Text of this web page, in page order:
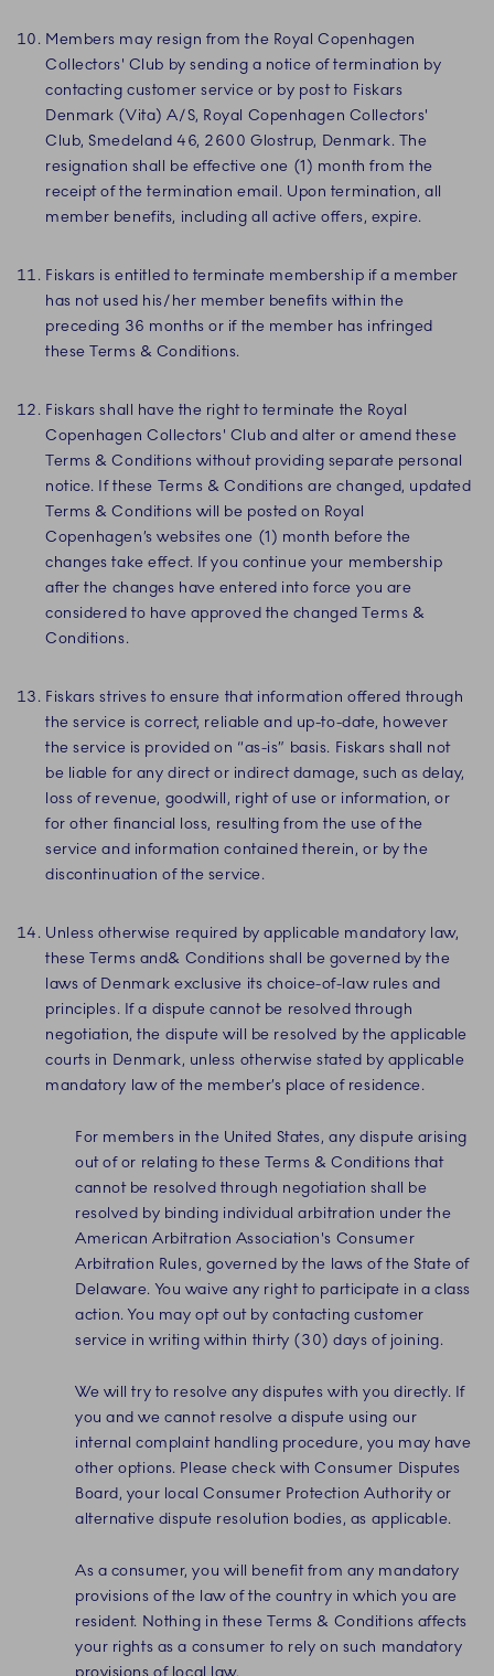
Members may resign from the Royal Copenhagen
Collectors' Club by sending a notice of termination by
contacting customer service or by post to Fiskars
Denmark (Vita) A/S, Royal Copenhagen Collectors'
Club, Smedeland 46, 2600 Glostrup, Denmark. The
resignation shall be effective one (1) month from the
receipt of the termination email. Upon termination, all
member benefits, including all active offers, expire.
Fiskars is entitled to terminate membership if a member
has not used his/her member benefits within the
preceding 36 months or if the member has infringed
these Terms & Conditions.
Fiskars shall have the right to terminate the Royal
Copenhagen Collectors' Club and alter or amend these
Terms & Conditions without providing separate personal
notice. If these Terms & Conditions are changed, updated
Terms & Conditions will be posted on Royal
Copenhagen’s websites one (1) month before the
changes take effect. If you continue your membership
after the changes have entered into force you are
considered to have approved the changed Terms &
Conditions.
Fiskars strives to ensure that information offered through
the service is correct, reliable and up-to-date, however
the service is provided on “as-is” basis. Fiskars shall not
be liable for any direct or indirect damage, such as delay,
loss of revenue, goodwill, right of use or information, or
for other financial loss, resulting from the use of the
service and information contained therein, or by the
discontinuation of the service.
Unless otherwise required by applicable mandatory law,
these Terms and& Conditions shall be governed by the
laws of Denmark exclusive its choice-of-law rules and
principles. If a dispute cannot be resolved through
negotiation, the dispute will be resolved by the applicable
courts in Denmark, unless otherwise stated by applicable
mandatory law of the member’s place of residence.
For members in the United States, any dispute arising
out of or relating to these Terms & Conditions that
cannot be resolved through negotiation shall be
resolved by binding individual arbitration under the
American Arbitration Association's Consumer
Arbitration Rules, governed by the laws of the State of
Delaware. You waive any right to participate in a class
action. You may opt out by contacting customer
service in writing within thirty (30) days of joining.
We will try to resolve any disputes with you directly. If
you and we cannot resolve a dispute using our
internal complaint handling procedure, you may have
other options. Please check with Consumer Disputes
Board, your local Consumer Protection Authority or
alternative dispute resolution bodies, as applicable.
As a consumer, you will benefit from any mandatory
provisions of the law of the country in which you are
resident. Nothing in these Terms & Conditions affects
your rights as a consumer to rely on such mandatory